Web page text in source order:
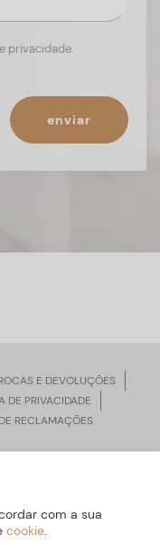
privacidade.
enviar
E DEVOLUÇÕES
DE PRIVACIDADE
RECLAMAÇÕES
Desenvolvido por
com a sua
cookie.